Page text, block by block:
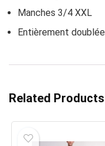
Manches 3/4 XXL
Entièrement doublée
Related Products